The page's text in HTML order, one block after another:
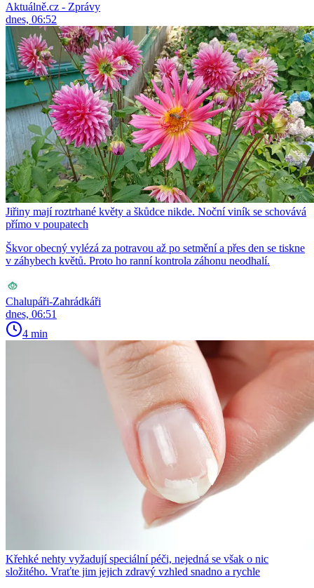
Aktuálně.cz - Zprávy
dnes, 06:52
Jiřiny mají roztrhané květy a škůdce nikde. Noční viník se schovává
přímo v poupatech
Škvor obecný vylézá za potravou až po setmění a přes den se tiskne
v záhybech květů. Proto ho ranní kontrola záhonu neodhalí.
Chalupáři-Zahrádkáři
dnes, 06:51
4 min
Křehké nehty vyžadují speciální péči, nejedná se však o nic
složitého. Vraťte jim jejich zdravý vzhled snadno a rychle